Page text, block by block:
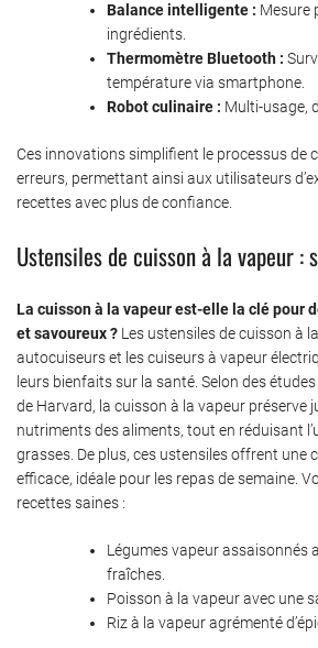
Balance intelligente : Mesure
ingrédients.
Thermomètre Bluetooth :
température via smartphone.
Robot culinaire : Multi-usage,
Ces innovations simplifient le processus de
erreurs, permettant ainsi aux utilisateurs
recettes avec plus de confiance.
Ustensiles de cuisson à la vapeur :
La cuisson à la vapeur est-elle la clé pour
et savoureux ? Les ustensiles de cuisson à
autocuiseurs et les cuiseurs à vapeur
leurs bienfaits sur la santé. Selon des
de Harvard, la cuisson à la vapeur préserve
nutriments des aliments, tout en réduisant
grasses. De plus, ces ustensiles offrent une
efficace, idéale pour les repas de semaine.
recettes saines :
Légumes vapeur assaisonnés
fraîches.
Poisson à la vapeur avec une
Riz à la vapeur agrémenté